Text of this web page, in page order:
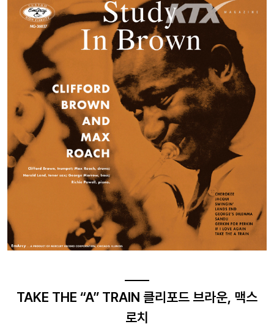
TAKE THE “A” TRAIN 클리포드 브라운, 맥스
로치